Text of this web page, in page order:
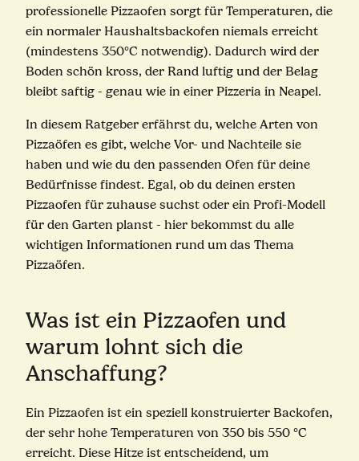
professionelle Pizzaofen sorgt für Temperaturen, die
ein normaler Haushaltsbackofen niemals erreicht
(mindestens 350°C notwendig). Dadurch wird der
Boden schön kross, der Rand luftig und der Belag
bleibt saftig - genau wie in einer Pizzeria in Neapel.
In diesem Ratgeber erfährst du, welche Arten von
Pizzaöfen es gibt, welche Vor- und Nachteile sie
haben und wie du den passenden Ofen für deine
Bedürfnisse findest. Egal, ob du deinen ersten
Pizzaofen für zuhause suchst oder ein Profi-Modell
für den Garten planst - hier bekommst du alle
wichtigen Informationen rund um das Thema
Pizzaöfen.
Was ist ein Pizzaofen und
warum lohnt sich die
Anschaffung?
Ein Pizzaofen ist ein speziell konstruierter Backofen,
der sehr hohe Temperaturen von 350 bis 550 °C
erreicht. Diese Hitze ist entscheidend, um